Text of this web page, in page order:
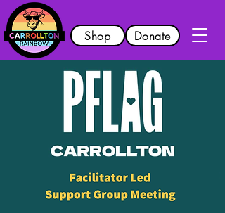
Shop Donate